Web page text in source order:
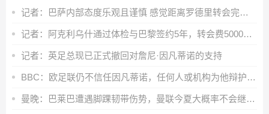
记者：巴萨内部态度乐观且谨慎 感觉距离罗德里转会完成更近了
记者：阿克利乌什通过体检与巴黎签约5年，转会费5000万欧元
记者：英足总现已正式撤回对詹尼·因凡蒂诺的支持
BBC：欧足联仍不信任因凡蒂诺，任何人或机构为他辩护都无济于事
曼晚：巴莱巴遭遇脚踝韧带伤势，曼联今夏大概率不会继续追求他